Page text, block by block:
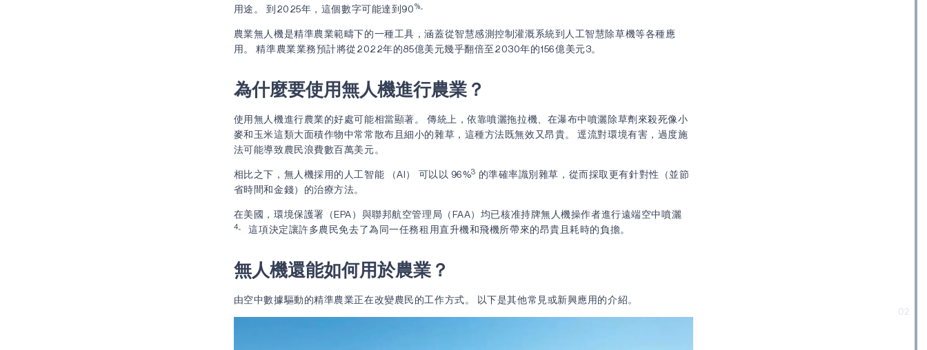
02
用途。 到2025年，這個數字可能達到90%。
農業無人機是精準農業範疇下的一種工具，涵蓋從智慧感測控制灌溉系統到人工智慧除草機等各種應
用。 精準農業業務預計將從2022年的85億美元幾乎翻倍至2030年的156億美元3。
為什麼要使用無人機進行農業？
使用無人機進行農業的好處可能相當顯著。 傳統上，依靠噴灑拖拉機、在瀑布中噴灑除草劑來殺死像小
麥和玉米這類大面積作物中常常散布且細小的雜草，這種方法既無效又昂貴。 逕流對環境有害，過度施
法可能導致農民浪費數百萬美元。
相比之下，無人機採用的人工智能 （AI） 可以以 96%3 的準確率識別雜草，從而採取更有針對性（並節
省時間和金錢）的治療方法。
在美國，環境保護署（EPA）與聯邦航空管理局（FAA）均已核准持牌無人機操作者進行遠端空中噴灑
4。 這項決定讓許多農民免去了為同一任務租用直升機和飛機所帶來的昂貴且耗時的負擔。
無人機還能如何用於農業？
由空中數據驅動的精準農業正在改變農民的工作方式。 以下是其他常見或新興應用的介紹。